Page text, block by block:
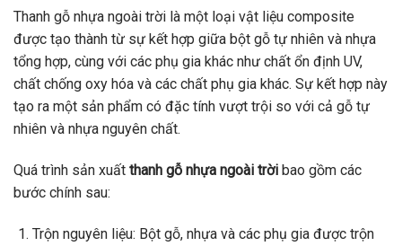
Thanh gỗ nhựa ngoài trời là một loại vật liệu composite
được tạo thành từ sự kết hợp giữa bột gỗ tự nhiên và nhựa
tổng hợp, cùng với các phụ gia khác như chất ổn định UV,
chất chống oxy hóa và các chất phụ gia khác. Sự kết hợp này
tạo ra một sản phẩm có đặc tính vượt trội so với cả gỗ tự
nhiên và nhựa nguyên chất.
Quá trình sản xuất thanh gỗ nhựa ngoài trời bao gồm các
bước chính sau:
Trộn nguyên liệu: Bột gỗ, nhựa và các phụ gia được trộn